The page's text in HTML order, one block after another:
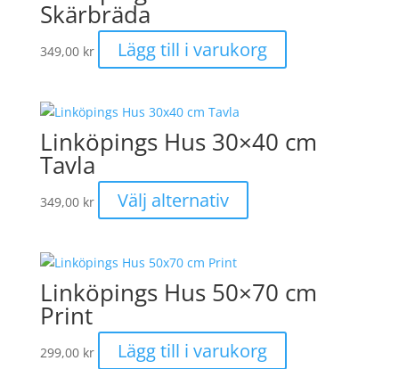
Skärbräda
349,00 kr Lägg till i varukorg
Linköpings Hus 30×40 cm
Tavla
349,00 kr Välj alternativ
här
varianter.
olika
alternativen
Linköpings Hus 50×70 cm
Print
299,00 kr Lägg till i varukorg